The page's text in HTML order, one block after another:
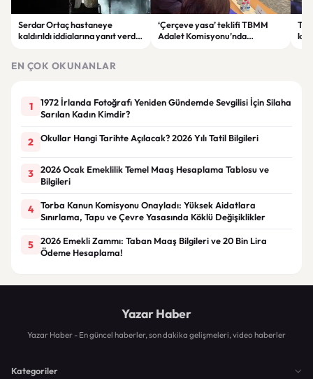
Serdar Ortaç hastaneye
kaldırıldı iddialarına yanıt verdi:
‘Çerçeve yasa’ teklifi TBMM
Adalet Komisyonu’nda
EN ÇOK OKUNANLAR
1
1972 İrlanda Fotoğrafı Yeniden Gündemde Sevgilisi İçin Silaha
Sarılan Kadın Kimdir?
2 Okullar Hangi Tarihte Açılacak? 2026 Yılı Tatil Bilgileri
3
2026 Ocak Emeklilik Temel Maaş Hesaplama Tablosu ve
Bilgileri
4
Torba Kanun Komisyonu Onayladı: Yüksek Aidatlara
Sınırlama, Tapu ve Çevre Yasasında Köklü Değişiklikler
5
2026 Emekli Zammı: Taban Maaş Bilgileri ve 20 Bin Lira
Ödeme Hesaplama!
Yazar Haber
Yazar Haber - En güncel haberler, son dakika gelişmeleri, video haberler
Kategoriler